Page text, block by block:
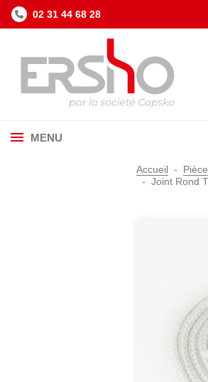
02 31 44 68 28
MENU
Accueil
Joint Rond